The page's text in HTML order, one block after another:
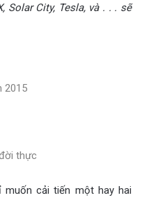
Solar City, Tesla, và . . . sẽ
2015
thực
muốn cải tiến một hay hai